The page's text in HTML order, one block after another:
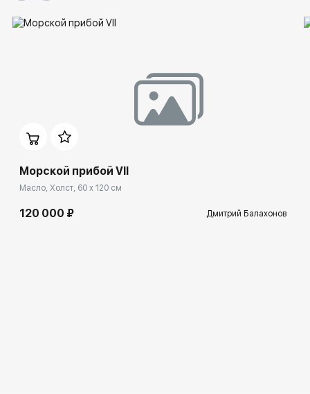
Морской прибой VII
Масло, Холст, 60 x 120 см
120 000 ₽ Дмитрий Балахонов